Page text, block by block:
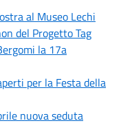
al Museo Lechi
del Progetto Tag
la 17a
per la Festa della
nuova seduta